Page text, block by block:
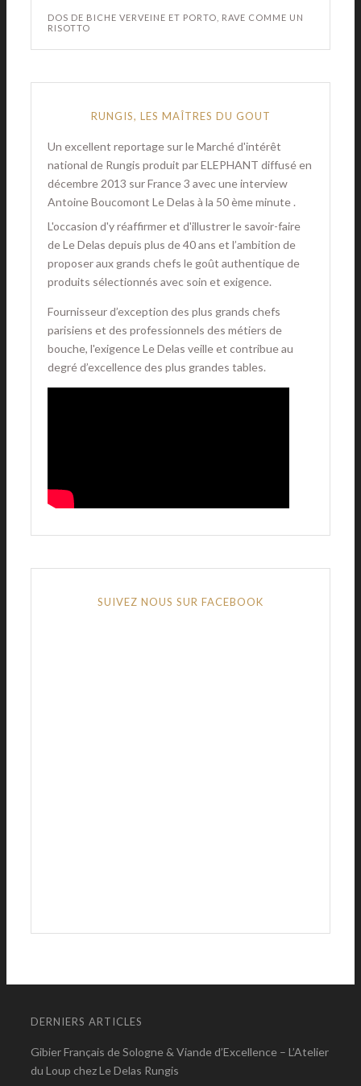
DOS DE BICHE VERVEINE ET PORTO, RAVE COMME UN
RISOTTO
RUNGIS, LES MAÎTRES DU GOUT
Un excellent reportage sur le Marché d'intérêt
national de Rungis produit par ELEPHANT diffusé en
décembre 2013 sur France 3 avec une interview
Antoine Boucomont Le Delas à la 50 ème minute .
L'occasion d'y réaffirmer et d'illustrer le savoir-faire
de Le Delas depuis plus de 40 ans et l’ambition de
proposer aux grands chefs le goût authentique de
produits sélectionnés avec soin et exigence.
Fournisseur d’exception des plus grands chefs
parisiens et des professionnels des métiers de
bouche, l'exigence Le Delas veille et contribue au
degré d’excellence des plus grandes tables.
SUIVEZ NOUS SUR FACEBOOK
DERNIERS ARTICLES
Gibier Français de Sologne & Viande d’Excellence – L’Atelier
du Loup chez Le Delas Rungis